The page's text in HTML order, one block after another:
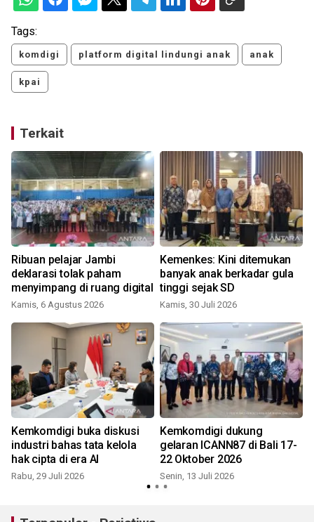
Tags:
komdigi platform digital lindungi anak anak
kpai
Terkait
Ribuan pelajar Jambi
deklarasi tolak paham
menyimpang di ruang digital
Kamis, 6 Agustus 2026
Kemenkes: Kini ditemukan
banyak anak berkadar gula
tinggi sejak SD
Kamis, 30 Juli 2026
Kemkomdigi buka diskusi
industri bahas tata kelola
hak cipta di era AI
Rabu, 29 Juli 2026
Kemkomdigi dukung
gelaran ICANN87 di Bali 17-
22 Oktober 2026
Senin, 13 Juli 2026